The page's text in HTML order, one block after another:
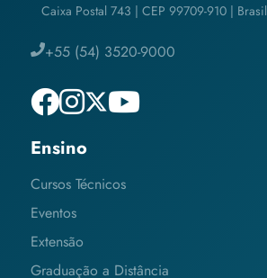
Caixa Postal 743 | CEP 99709-910 | Brasil
+55 (54) 3520-9000
Ensino
Cursos Técnicos
Eventos
Extensão
Graduação a Distância